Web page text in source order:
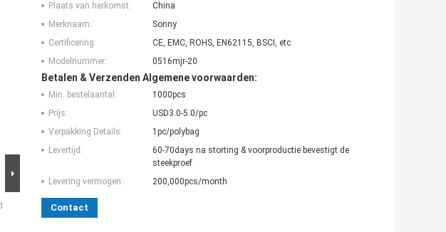
Plaats van herkomst:
China
Merknaam:
Sonny
Certificering:
CE, EMC, ROHS, EN62115, BSCI, etc
Modelnummer:
0516mjr-20
Betalen & Verzenden Algemene voorwaarden:
Min. bestelaantal:
1000pcs
Prijs:
USD3.0-5.0/pc
Verpakking Details:
1pc/polybag
Levertijd:
60-70days na storting & voorproductie bevestigt de
steekproef
Levering vermogen:
200,000pcs/month
Contact